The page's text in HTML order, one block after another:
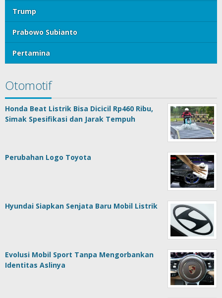
Trump
Prabowo Subianto
Pertamina
Otomotif
Honda Beat Listrik Bisa Dicicil Rp460 Ribu,
Simak Spesifikasi dan Jarak Tempuh
Perubahan Logo Toyota
Hyundai Siapkan Senjata Baru Mobil Listrik
Evolusi Mobil Sport Tanpa Mengorbankan
Identitas Aslinya